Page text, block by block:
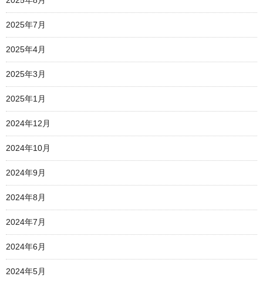
2025年7月
2025年4月
2025年3月
2025年1月
2024年12月
2024年10月
2024年9月
2024年8月
2024年7月
2024年6月
2024年5月